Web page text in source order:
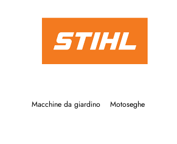
Macchine da giardino Motoseghe